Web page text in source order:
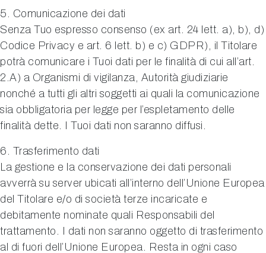
5. Comunicazione dei dati
Senza Tuo espresso consenso (ex art. 24 lett. a), b), d)
Codice Privacy e art. 6 lett. b) e c) GDPR), il Titolare
potrà comunicare i Tuoi dati per le finalità di cui all’art.
2.A) a Organismi di vigilanza, Autorità giudiziarie
nonché a tutti gli altri soggetti ai quali la comunicazione
sia obbligatoria per legge per l’espletamento delle
finalità dette. I Tuoi dati non saranno diffusi.
6. Trasferimento dati
La gestione e la conservazione dei dati personali
avverrà su server ubicati all’interno dell’Unione Europea
del Titolare e/o di società terze incaricate e
debitamente nominate quali Responsabili del
trattamento. I dati non saranno oggetto di trasferimento
al di fuori dell’Unione Europea. Resta in ogni caso